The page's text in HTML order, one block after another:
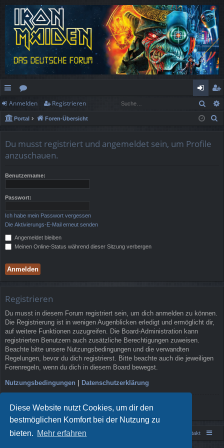
Diese Website nutzt Cookies, um dir den
bestmöglichen Komfort bei der Nutzung zu
bieten. Mehr erfahren
ch
ne
ug
f
or
en
n
m
eg
ist
Anmelden Registrieren
Portal Foren-Übersicht
Du musst registriert und angemeldet sein, um Profile
anzuschauen.
Benutzername:
Passwort:
Ich habe mein Passwort vergessen
Die Aktivierungs-E-Mail erneut senden
Angemeldet bleiben
Meinen Online-Status während dieser Sitzung verbergen
Registrieren
Du musst in diesem Forum registriert sein, um dich anmelden zu können.
Die Registrierung ist in wenigen Augenblicken erledigt und ermöglicht dir,
auf weitere Funktionen zuzugreifen. Die Board-Administration kann
registrierten Benutzern auch zusätzliche Berechtigungen zuweisen.
Beachte bitte unsere Nutzungsbedingungen und die verwandten
Regelungen, bevor du dich registrierst. Bitte beachte auch die jeweiligen
Forenregeln, wenn du dich in diesem Board bewegst.
Nutzungsbedingungen | Datenschutzerklärung
Registrieren
Portal Foren-Übersicht Kontakt